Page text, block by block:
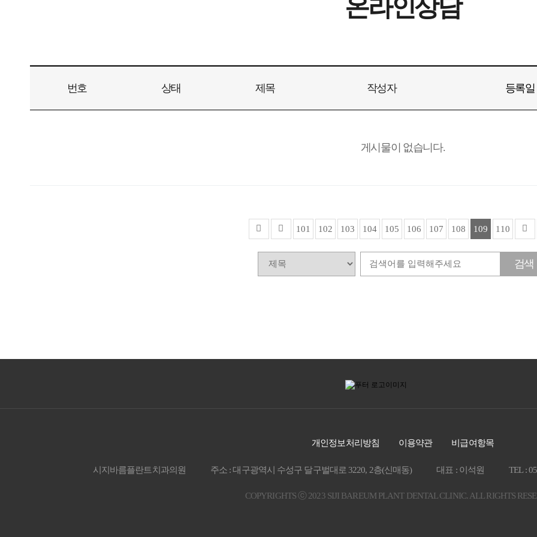
온라인상담
번호 상태 제목 작성자 등록일
게시물이 없습니다.
101 102 103 104 105 106 107 108 109 110
검색
개인정보처리방침 이용약관 비급여항목
시지바름플란트치과의원 주소 : 대구광역시 수성구 달구벌대로 3220, 2층(신매동) 대표 : 이석원 TEL :
COPYRIGHTS ⓒ 2023 SIJI BAREUM PLANT DENTAL CLINIC. ALL RIGHTS